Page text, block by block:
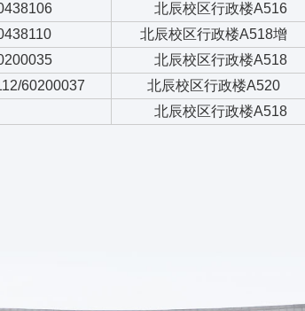
北辰校区行政楼A516
北辰校区行政楼A518增
北辰校区行政楼A518
60200037
北辰校区行政楼A520
北辰校区行政楼A518